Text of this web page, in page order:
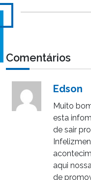
Comentários
Edson
Muito
esta
de sair
aqui
de